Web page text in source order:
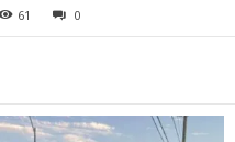
61 0